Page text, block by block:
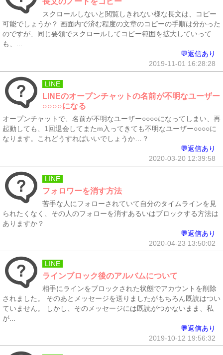
スクロールしないと閲覧しきれない様な長文は、コピー
可能でしょうか？ 画面内で済む程度の文章のコピーの手順は分かった
のですが、同じ要領でスクロールしてコピー範囲を拡大していって
も、...
💬返信あり
2019-11-01 16:28:28
LINE
LINEのオープンチャットの名前が不明なユーザー
○○○○になる
オープンチャットで、名前が不明なユーザー○○○○になってしまい、再
起動しても、1回退会してまたm入ってきても不明なユーザー○○○○に
なります。これどうすればいいでしょうか…？
💬返信あり
2020-03-20 12:39:58
LINE
フォロワーを消す方法
苦手な人にフォローされていて自分のタイムラインを見
られたくなく、その人のフォローを消すあるいはブロックする方法は
ありますか？
💬返信あり
2020-04-23 13:50:02
LINE
ラインブロック後のアルバムについて
相手にラインをブロックされた状態でアカウントを削除
されました。 そのあとメッセージを送りましたがもちろん既読はつい
ていません。 しかし、そのメッセージには既読がつかないまま、私
が...
💬返信あり
2019-10-12 19:56:32